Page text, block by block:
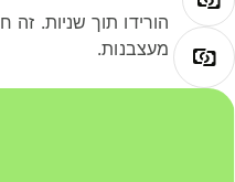
הורידו תוך שניות. זה
מעצבנות.